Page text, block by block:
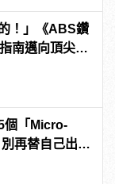
！」《ABS鑽
南邁向頂尖腹
個「Micro-
再替自己出軌